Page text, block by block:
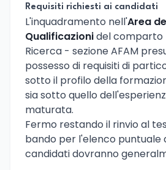
Requisiti richiesti ai candidati
L'inquadramento nell'Area
Qualificazionidel comparto
Ricerca - sezione AFAM
possesso di requisiti di
sotto il profilo della
sia sotto quello
maturata.
Fermo restando il rinvio al
bando per l'elenco puntuale
candidati dovranno